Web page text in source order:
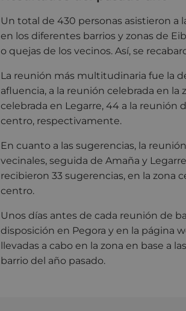
Un total de 430 personas asistieron
en los diferentes barrios y zonas de
o quejas de los vecinos. Así, se
La reunión más multitudinaria fue la
afluencia, a la reunión celebrada en la
celebrada en Legarre, 44 a la reunión
centro, respectivamente.
En cuanto a las sugerencias, la
vecinales, seguida de Amaña y
recibieron 33 sugerencias, en la zona
centro.
Unos días antes de cada reunión de
disposición en Pegora y en la página
llevadas a cabo en la zona en base a
barrio del año pasado.